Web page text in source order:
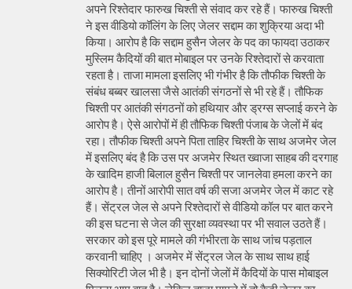
अपने रिश्तेदार फारुख चिश्ती से संवाद कर रहे हैं। फारुख चिश्ती
ने इस वीडियो कॉलिंग के लिए जेलर सद्दाम का शुक्रिया अदा भी
किया। आरोप है कि सद्दाम हुसैन जेलर के पद का फायदा उठाकर
मुस्लिम कैदियों की बात मोबाइल पर उनके रिश्तेदारों से करवाता
रहता है। ताजा मामला इसलिए भी गंभीर है कि तौफीक चिश्ती के
संबंध बब्बर खालसा जैसे आतंकी संगठनों से भी रहे हैं। तौफिक
चिश्ती पर आतंकी संगठनों को हथियार और ड्रग्स सप्लाई करने के
आरोप है। ऐसे आरोपों में ही तौफिक चिश्ती पंजाब के जेलों में बंद
रहा। तौफीक चिश्ती अपने पिता ताहिर चिश्ती के साथ अजमेर जेल
में इसलिए बंद है कि उस पर अजमेर स्थित ख्वाजा साहब की दरगाह
के खादिम हाजी बिलाल हुसैन चिश्ती पर जानलेवा हमला करने का
आरोप है। तीनों आरोपी सात वर्ष की सजा अजमेर जेल में काट रहे
हैं। सेंट्रल जेल से अपने रिश्तेदारों से वीडियो कॉल पर बात करने
की इस घटना से जेल की सुरक्षा व्यवस्था पर भी सवाल उठते हैं।
सरकार को इस पूरे मामले की गंभीरता के साथ जांच पड़ताल
करवानी चाहिए । अजमेर में सेंट्रल जेल के साथ साथ हाई
सिक्योरिटी जेल भी है। इन दोनों जेलों में कैदियों के पास मोबाइल